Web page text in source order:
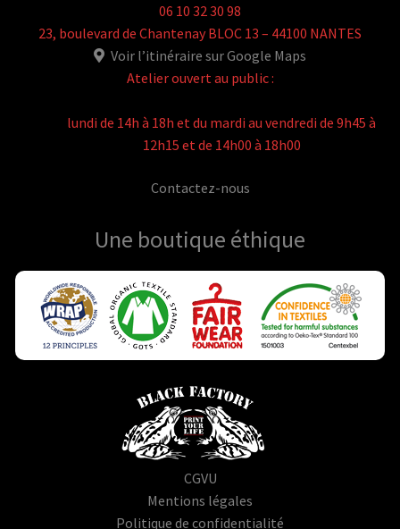
06 10 32 30 98
23, boulevard de Chantenay BLOC 13 – 44100 NANTES
Voir l’itinéraire sur Google Maps
Atelier ouvert au public :
lundi de 14h à 18h et du mardi au vendredi de 9h45 à
12h15 et de 14h00 à 18h00
Contactez-nous
Une boutique éthique
CGVU
Mentions légales
Politique de confidentialité